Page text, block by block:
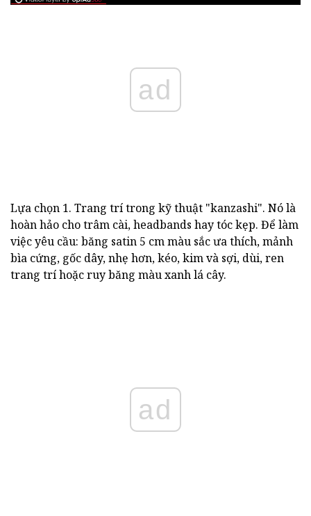
ad
Lựa chọn 1. Trang trí trong kỹ thuật "kanzashi". Nó là
hoàn hảo cho trâm cài, headbands hay tóc kẹp. Để làm
việc yêu cầu: băng satin 5 cm màu sắc ưa thích, mảnh
bìa cứng, gốc dây, nhẹ hơn, kéo, kim và sợi, dùi, ren
trang trí hoặc ruy băng màu xanh lá cây.
ad